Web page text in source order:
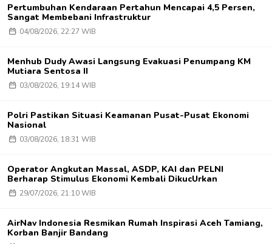
Pertumbuhan Kendaraan Pertahun Mencapai 4,5 Persen,
Sangat Membebani Infrastruktur
04/08/2026, 22:27 WIB
Menhub Dudy Awasi Langsung Evakuasi Penumpang KM
Mutiara Sentosa II
03/08/2026, 19:14 WIB
Polri Pastikan Situasi Keamanan Pusat-Pusat Ekonomi
Nasional
03/08/2026, 18:31 WIB
Operator Angkutan Massal, ASDP, KAI dan PELNI
Berharap Stimulus Ekonomi Kembali DikucUrkan
29/07/2026, 21:10 WIB
AirNav Indonesia Resmikan Rumah Inspirasi Aceh Tamiang,
Korban Banjir Bandang